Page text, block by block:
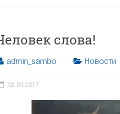
слова!
admin_sambo Новости
02.03.2017